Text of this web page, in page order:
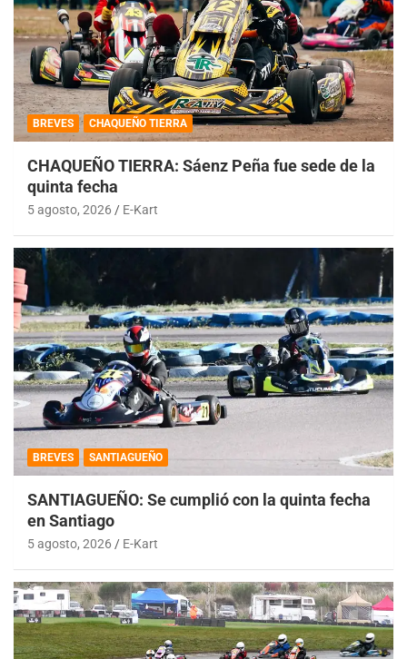
BREVES CHAQUEÑO TIERRA
CHAQUEÑO TIERRA: Sáenz Peña fue sede de la
quinta fecha
5 agosto, 2026 E-Kart
BREVES SANTIAGUEÑO
SANTIAGUEÑO: Se cumplió con la quinta fecha
en Santiago
5 agosto, 2026 E-Kart